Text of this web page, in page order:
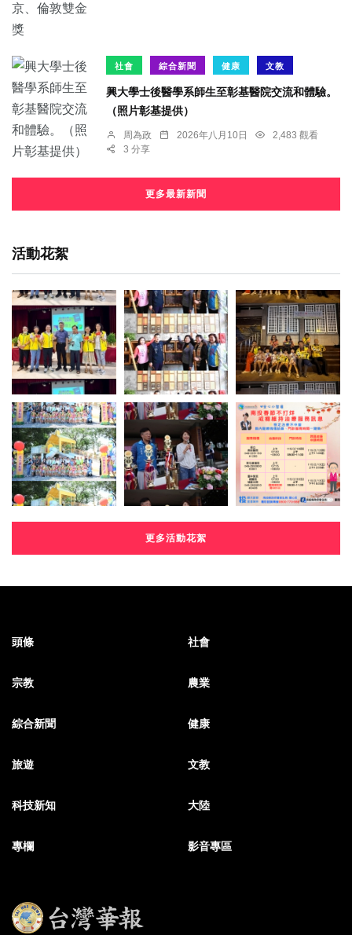
社會 綜合新聞 健康 文教
興大學士後醫學系師生至彰基醫院交流和體驗。
（照片彰基提供）
周為政 2026年八月10日
2,483 觀看
3 分享
更多最新新聞
活動花絮
更多活動花絮
頭條 社會
宗教 農業
綜合新聞 健康
旅遊 文教
科技新知 大陸
專欄 影音專區